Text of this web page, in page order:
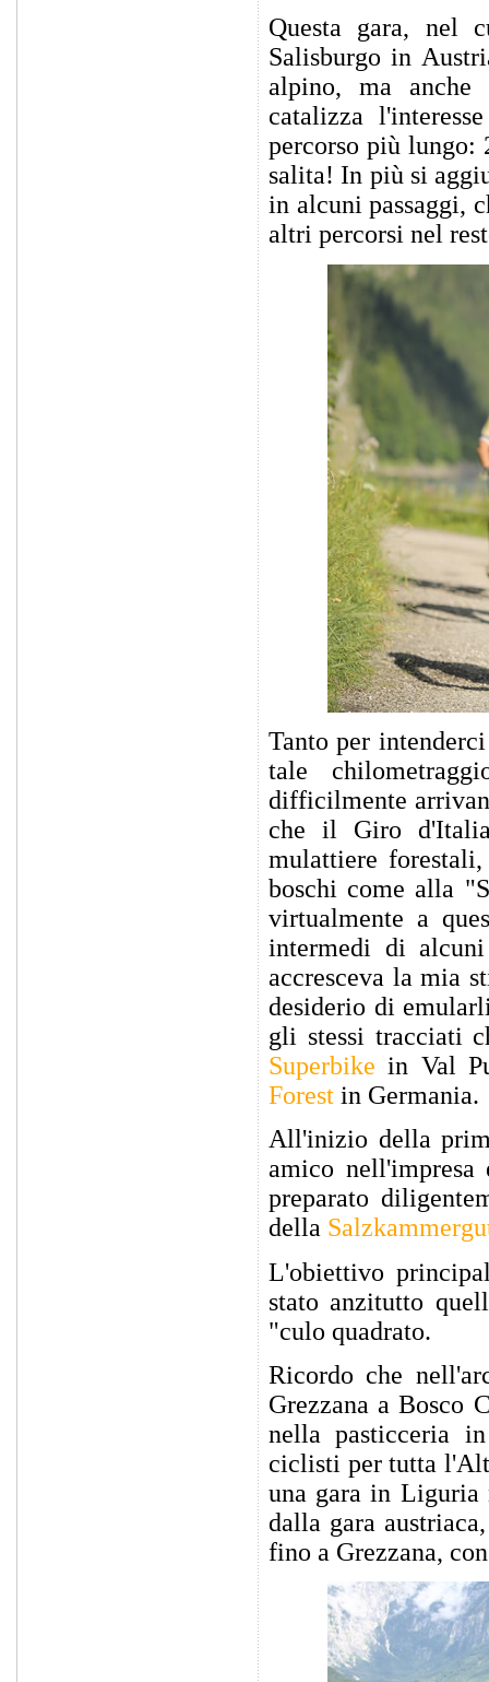
Questa gara, nel
Salisburgo in
alpino, ma anche
catalizza
percorso più
salita! In più si
in alcuni passaggi,
altri percorsi nel
Tanto per
tale
difficilmente
che il Giro
mulattiere
boschi come alla
virtualmente a
intermedi di
accresceva la mia
desiderio di
gli stessi tracciati
Superbike in Val
Forest in Germania.
All'inizio della
amico nell'impresa
preparato
della
L'obiettivo
stato anzitutto
"culo quadrato.
Ricordo che
Grezzana a Bosco
nella pasticceria
ciclisti per tutta
una gara in Liguria
dalla gara
fino a Grezzana,